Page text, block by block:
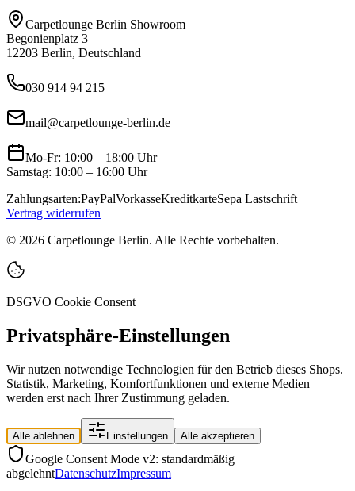
Carpetlounge Berlin Showroom
Begonienplatz 3
12203 Berlin, Deutschland
030 914 94 215
mail@carpetlounge-berlin.de
Mo-Fr: 10:00 – 18:00 Uhr
Samstag: 10:00 – 16:00 Uhr
Zahlungsarten:PayPalVorkasseKreditkarteSepa Lastschrift
Vertrag widerrufen
© 2026 Carpetlounge Berlin. Alle Rechte vorbehalten.
DSGVO Cookie Consent
Privatsphäre-Einstellungen
Wir nutzen notwendige Technologien für den Betrieb dieses Shops.
Statistik, Marketing, Komfortfunktionen und externe Medien
werden erst nach Ihrer Zustimmung geladen.
Alle ablehnen Einstellungen Alle akzeptieren
Google Consent Mode v2: standardmäßig
abgelehntDatenschutzImpressum